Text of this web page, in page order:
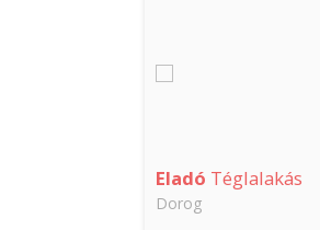
Eladó Téglalakás
Dorog